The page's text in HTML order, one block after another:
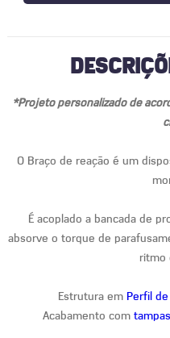
*Projeto personalizado de
O Braço de reação é um
É acoplado a bancada de
absorve o torque de
ritmo
Estrutura em Perfil
Acabamento com